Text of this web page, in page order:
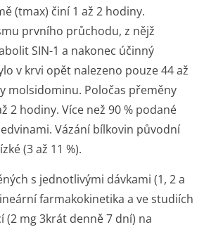
(tmax) činí 1 až 2 hodiny.
prvního průchodu, z nějž
SIN-1 a nakonec účinný
v krvi opět nalezeno pouze 44 až
molsidominu. Poločas přeměny
2 hodiny. Více než 90 % podané
Vázání bílkovin původní
(3 až 11 %).
s jednotlivými dávkami (1, 2 a
farmakokinetika a ve studiích
(2 mg 3krát denně 7 dní) na